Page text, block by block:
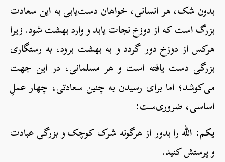
بدون شک، هر انسانی، خواهان دست‌یابی به این سعادت
بزرگ است که از دوزخ نجات یابد و وارد بهشت شود. زیرا
هرکس از دوزخ دور گردد و به بهشت برود، به رستگاری
بزرگی دست یافته است و هر مسلمانی، در این جهت
می‌کوشد؛ اما برای رسیدن به چنین سعادتی، چهار عملِ
اساسی، ضروری‌ست:
یکم: الله را بدور از هرگونه شرک کوچک و بزرگی عبادت
و پرستش کنید.